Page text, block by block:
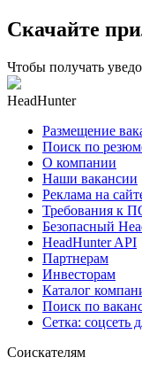
Скачайте
Чтобы получать
HeadHunter
Размещение
Поиск по
О компании
Наши вакансии
Реклама на
Требования к
Безопасный
HeadHunter API
Партнерам
Инвесторам
Каталог
Поиск по
Сетка: соцсеть
Соискателям